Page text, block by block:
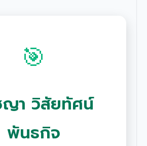
🎯
ญา วิสัยทัศน์
พันธกิจ